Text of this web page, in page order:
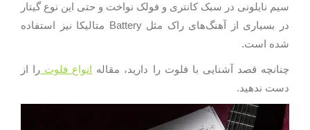
سیم نایلونی در سبک کانتری و فولک نواخت و حتی این نوع گیتار
در بسیاری از آهنگ‌های راک مثل Battery متالیکا نیز استفاده
شده است.
چنانچه قصد آشنایی با فلوت را دارید، مقاله انواع فلوت را از
دست ندهید.